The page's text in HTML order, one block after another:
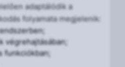
adaptálódik a
folyamata megjelenik:
végrehajtásában;
funkciókban;